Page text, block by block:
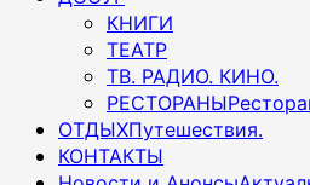
КНИГИ
ТЕАТР
ТВ. РАДИО. КИНО.
РЕСТОРАНЫ
ОТДЫХПутешествия.
КОНТАКТЫ